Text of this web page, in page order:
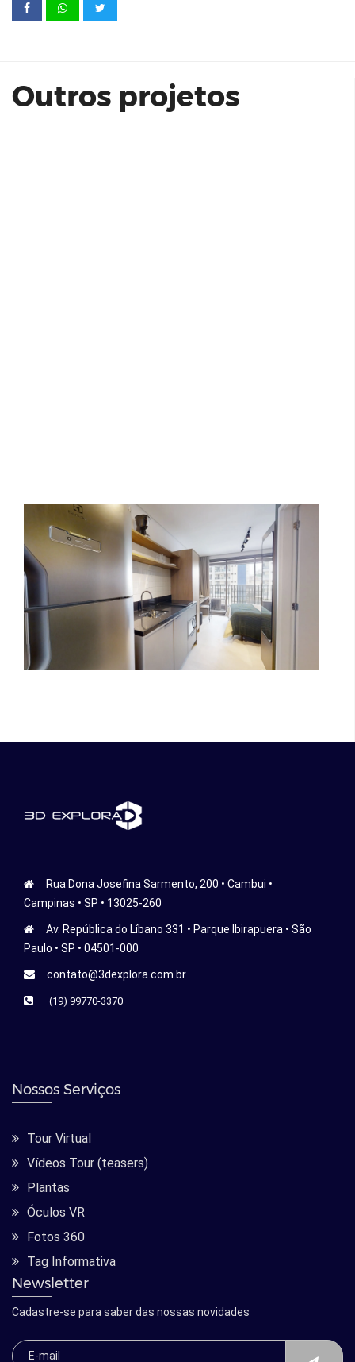
Outros projetos
Sala 112 Bloco Roma | Praça Capital
Rua Dona Josefina Sarmento, 200 • Cambui •
Campinas • SP • 13025-260
Av. República do Líbano 331 • Parque Ibirapuera • São
Paulo • SP • 04501-000
contato@3dexplora.com.br
(19) 99770-3370
Nossos Serviços
Tour Virtual
Vídeos Tour (teasers)
Plantas
Óculos VR
Fotos 360
Tag Informativa
Newsletter
Cadastre-se para saber das nossas novidades